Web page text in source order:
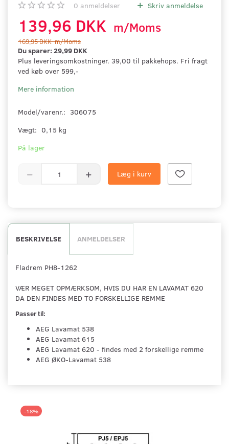
0 anmeldelser Skriv anmeldelse
139,96 DKK m/Moms
169,95 DKKm/Moms
Du sparer: 29,99 DKK
Plus leveringsomkostninger. 39,00 til pakkehops. Fri fragt
ved køb over 599,-
Mere information
Model/varenr.: 306075
Vægt: 0,15 kg
På lager
Læg i kurv
BESKRIVELSE ANMELDELSER
Fladrem PH8-1262
VÆR MEGET OPMÆRKSOM, HVIS DU HAR EN LAVAMAT 620
DA DEN FINDES MED TO FORSKELLIGE REMME
Passer til:
AEG Lavamat 538
AEG Lavamat 615
AEG Lavamat 620 - findes med 2 forskellige remme
AEG ØKO-Lavamat 538
-18%